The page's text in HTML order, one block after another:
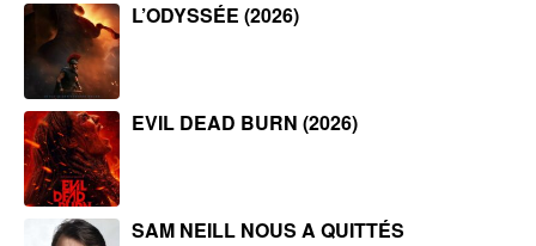
L’ODYSSÉE (2026)
EVIL DEAD BURN (2026)
SAM NEILL NOUS A QUITTÉS